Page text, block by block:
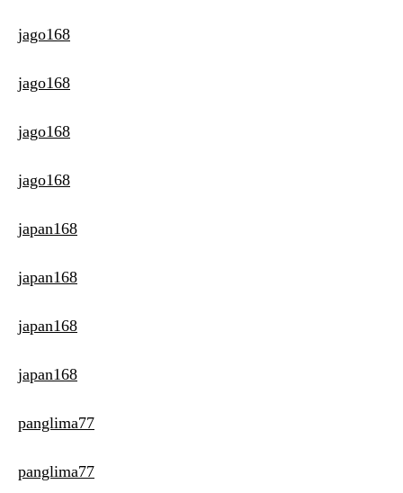
jago168
jago168
jago168
jago168
japan168
japan168
japan168
japan168
panglima77
panglima77